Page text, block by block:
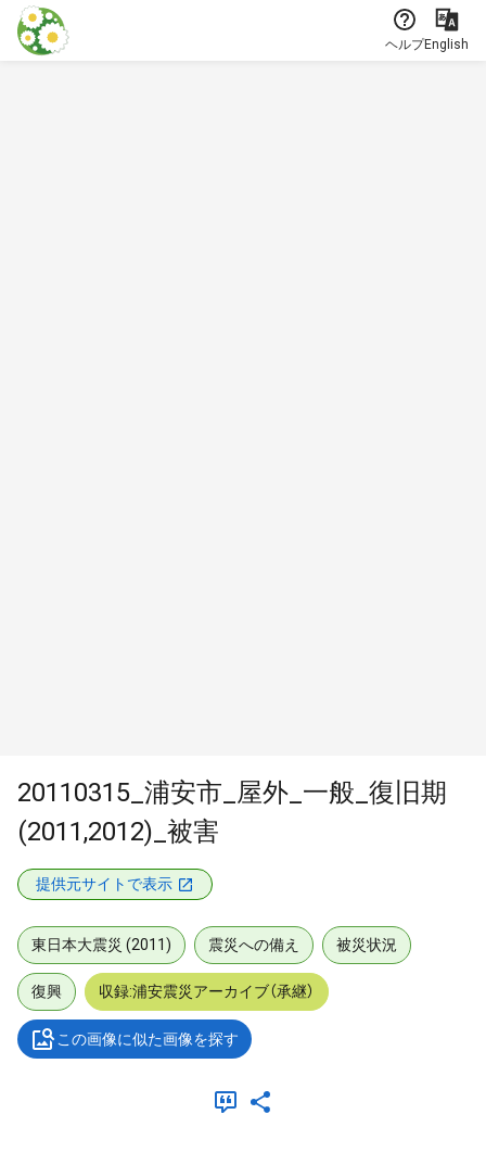
本文に飛ぶ
ヘルプEnglish
20110315_浦安市_屋外_一般_復旧期
(2011,2012)_被害
提供元サイトで表示
東日本大震災 (2011) 震災への備え 被災状況
復興 収録:浦安震災アーカイブ（承継）
この画像に似た画像を探す